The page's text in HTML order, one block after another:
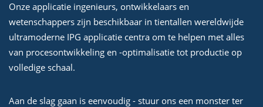
Onze applicatie ingenieurs, ontwikkelaars en
wetenschappers zijn beschikbaar in tientallen wereldwijde
ultramoderne IPG applicatie centra om te helpen met alles
van procesontwikkeling en -optimalisatie tot productie op
volledige schaal.
Aan de slag gaan is eenvoudig - stuur ons een monster ter